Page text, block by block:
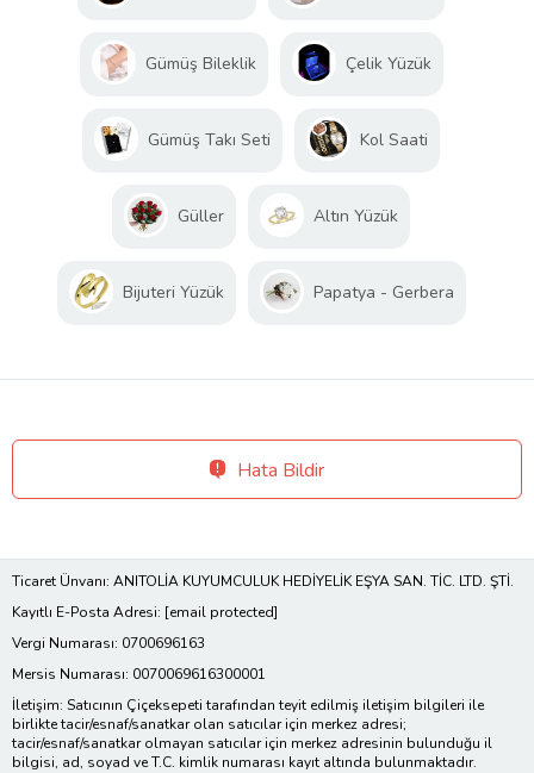
Gümüş Bileklik Çelik Yüzük
Gümüş Takı Seti Kol Saati
Güller Altın Yüzük
Bijuteri Yüzük Papatya - Gerbera
Hata Bildir
Ticaret Ünvanı: ANITOLİA KUYUMCULUK HEDİYELİK EŞYA SAN. TİC. LTD. ŞTİ.
Kayıtlı E-Posta Adresi: [email protected]
Vergi Numarası: 0700696163
Mersis Numarası: 0070069616300001
İletişim: Satıcının Çiçeksepeti tarafından teyit edilmiş iletişim bilgileri ile
birlikte tacir/esnaf/sanatkar olan satıcılar için merkez adresi;
tacir/esnaf/sanatkar olmayan satıcılar için merkez adresinin bulunduğu il
bilgisi, ad, soyad ve T.C. kimlik numarası kayıt altında bulunmaktadır.